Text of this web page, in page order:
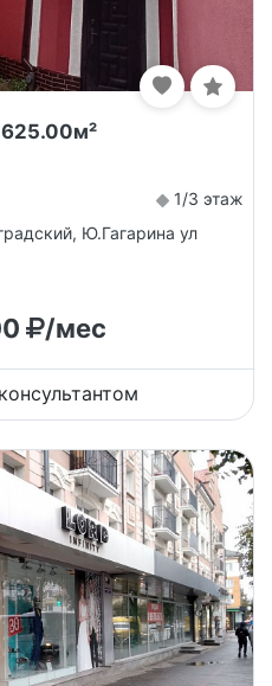
1/3 этаж
Ю.Гагарина ул
/мес